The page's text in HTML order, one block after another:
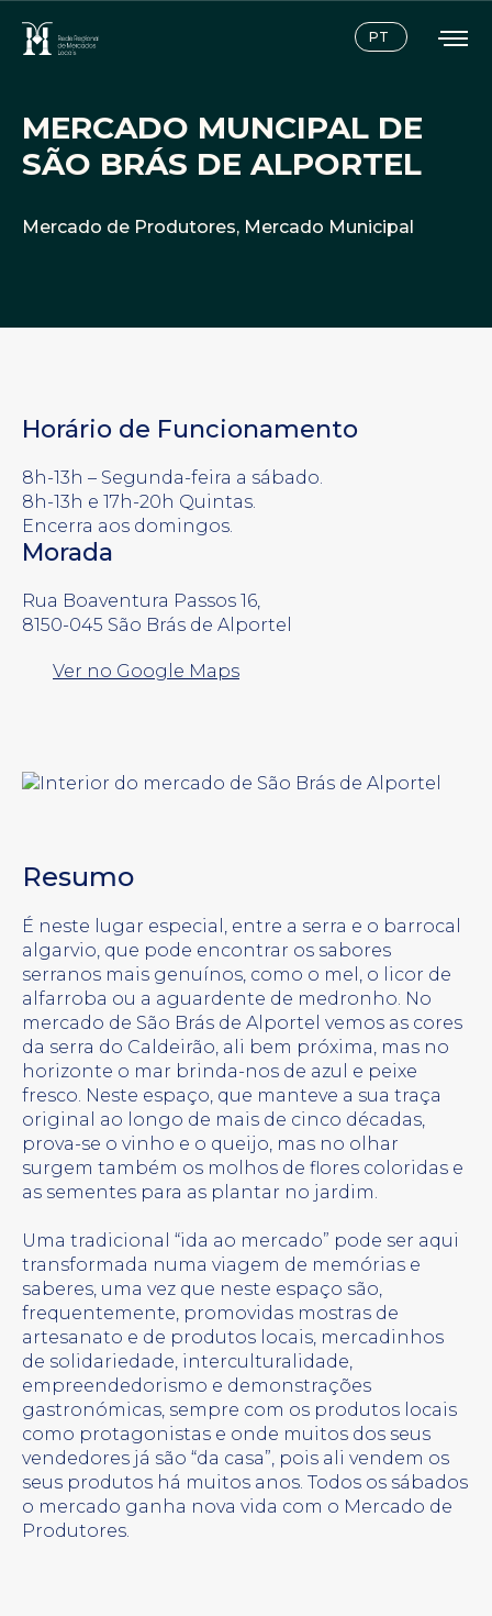
PT
MERCADO MUNCIPAL DE
SÃO BRÁS DE ALPORTEL
Mercado de Produtores, Mercado Municipal
Horário de Funcionamento
8h-13h – Segunda-feira a sábado.
8h-13h e 17h-20h Quintas.
Encerra aos domingos.
Morada
Rua Boaventura Passos 16,
8150-045 São Brás de Alportel
Ver no Google Maps
Resumo
É neste lugar especial, entre a serra e o barrocal
algarvio, que pode encontrar os sabores
serranos mais genuínos, como o mel, o licor de
alfarroba ou a aguardente de medronho. No
mercado de São Brás de Alportel vemos as cores
da serra do Caldeirão, ali bem próxima, mas no
horizonte o mar brinda-nos de azul e peixe
fresco. Neste espaço, que manteve a sua traça
original ao longo de mais de cinco décadas,
prova-se o vinho e o queijo, mas no olhar
surgem também os molhos de flores coloridas e
as sementes para as plantar no jardim.
Uma tradicional “ida ao mercado” pode ser aqui
transformada numa viagem de memórias e
saberes, uma vez que neste espaço são,
frequentemente, promovidas mostras de
artesanato e de produtos locais, mercadinhos
de solidariedade, interculturalidade,
empreendedorismo e demonstrações
gastronómicas, sempre com os produtos locais
como protagonistas e onde muitos dos seus
vendedores já são “da casa”, pois ali vendem os
seus produtos há muitos anos. Todos os sábados
o mercado ganha nova vida com o Mercado de
Produtores.